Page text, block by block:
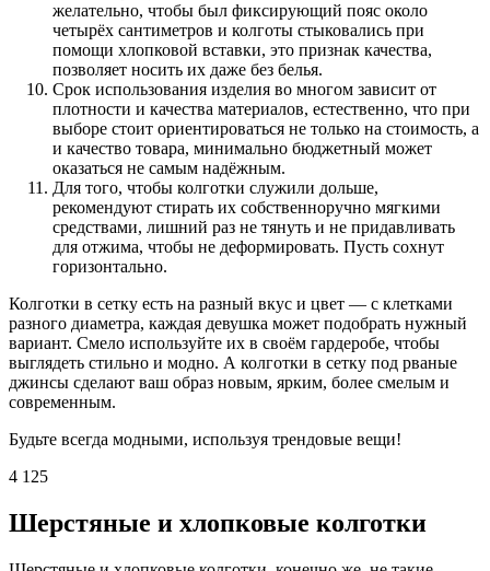
желательно, чтобы был фиксирующий пояс около
четырёх сантиметров и колготы стыковались при
помощи хлопковой вставки, это признак качества,
позволяет носить их даже без белья.
Срок использования изделия во многом зависит от
плотности и качества материалов, естественно, что при
выборе стоит ориентироваться не только на стоимость, а
и качество товара, минимально бюджетный может
оказаться не самым надёжным.
Для того, чтобы колготки служили дольше,
рекомендуют стирать их собственноручно мягкими
средствами, лишний раз не тянуть и не придавливать
для отжима, чтобы не деформировать. Пусть сохнут
горизонтально.
Колготки в сетку есть на разный вкус и цвет — с клетками
разного диаметра, каждая девушка может подобрать нужный
вариант. Смело используйте их в своём гардеробе, чтобы
выглядеть стильно и модно. А колготки в сетку под рваные
джинсы сделают ваш образ новым, ярким, более смелым и
современным.
Будьте всегда модными, используя трендовые вещи!
4 125
Шерстяные и хлопковые колготки